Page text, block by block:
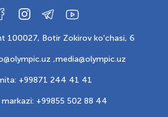
100027, Botir Zokirov ko'chasi, 6
,media@olympic.uz
+99871 244 41 41
+99855 502 88 44